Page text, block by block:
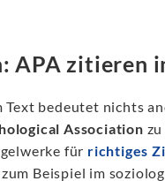
APA zitieren
Text bedeutet nichts
Association
für richtiges
Beispiel im